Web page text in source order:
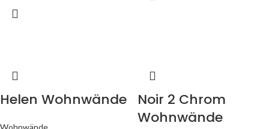
Helen Wohnwände
Noir 2 Chrom
Wohnwände